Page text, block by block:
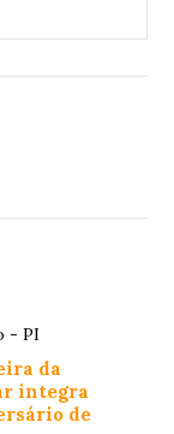
- PI
da
integra
de